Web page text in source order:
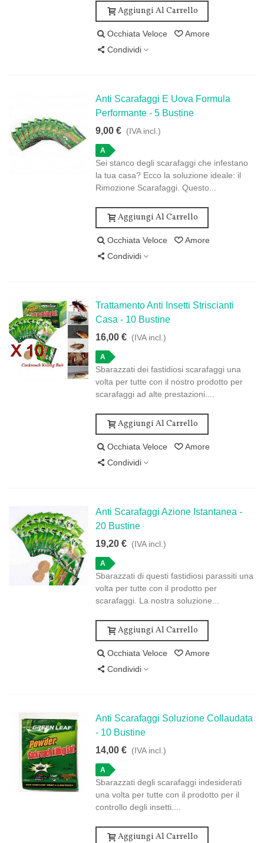
Aggiungi Al Carrello
Occhiata Veloce
Amore
Condividi
Anti Scarafaggi E Uova Formula
Performante - 5 Bustine
9,00 € (IVA incl.)
A
Sei stanco degli scarafaggi che infestano
la tua casa? Ecco la soluzione ideale: il
Rimozione Scarafaggi. Questo...
Aggiungi Al Carrello
Occhiata Veloce
Amore
Condividi
Trattamento Anti Insetti Striscianti
Casa - 10 Bustine
16,00 € (IVA incl.)
A
Sbarazzati dei fastidiosi scarafaggi una
volta per tutte con il nostro prodotto per
scarafaggi ad alte prestazioni....
Aggiungi Al Carrello
Occhiata Veloce
Amore
Condividi
Anti Scarafaggi Azione Istantanea -
20 Bustine
19,20 € (IVA incl.)
A
Sbarazzati di questi fastidiosi parassiti una
volta per tutte con il prodotto per
scarafaggi. La nostra soluzione...
Aggiungi Al Carrello
Occhiata Veloce
Amore
Condividi
Anti Scarafaggi Soluzione Collaudata
- 10 Bustine
14,00 € (IVA incl.)
A
Sbarazzati degli scarafaggi indesiderati
una volta per tutte con il prodotto per il
controllo degli insetti....
Aggiungi Al Carrello